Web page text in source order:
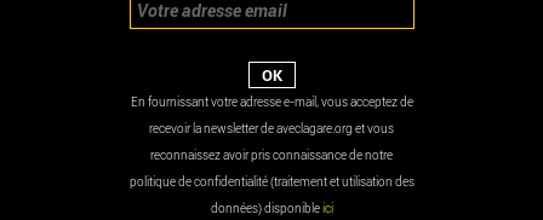
En fournissant votre adresse e-mail, vous acceptez de
recevoir la newsletter de aveclagare.org et vous
reconnaissez avoir pris connaissance de notre
politique de confidentialité (traitement et utilisation des
données) disponibleici